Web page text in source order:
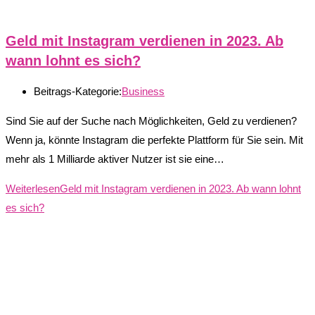
Geld mit Instagram verdienen in 2023. Ab
wann lohnt es sich?
Beitrags-Kategorie:Business
Sind Sie auf der Suche nach Möglichkeiten, Geld zu verdienen?
Wenn ja, könnte Instagram die perfekte Plattform für Sie sein. Mit
mehr als 1 Milliarde aktiver Nutzer ist sie eine…
WeiterlesenGeld mit Instagram verdienen in 2023. Ab wann lohnt
es sich?